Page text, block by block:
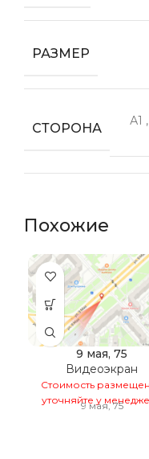
РАЗМЕР
СТОРОНА А1 ,
Похожие
9 мая, 75
Видеоэкран
Стоимость
уточняйте у
9 мая, 75